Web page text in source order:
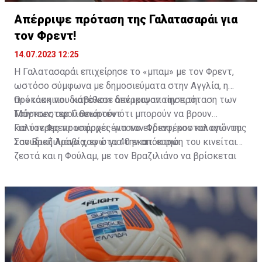
Απέρριψε πρόταση της Γαλατασαράι για
τον Φρεντ!
14.07.2023 12:25
Η Γαλατασαράι επιχείρησε το «μπαμ» με τον Φρεντ,
ωστόσο σύμφωνα με δημοσιεύματα στην Αγγλία, η
πρόταση που κατέθεσε δεν ικανοποίησε τη
Μάντσεστερ Γιουνάιτεντ.
Οι «κόκκινοι διάβολοι» απέρριψαν την πρόταση των
Τούρκων, αφού θεωρούν ότι μπορούν να βρουν
καλύτερες προσφορές για τον Φρεντ, κοστολογώντας
τον Βραζιλιάνο χαφ στα 40 εκατ. ευρώ.
Για τον Φρεντ υπάρχει έντονο ενδιαφέρον και από τη
Σαουδική Αραβία, ενώ για την απόκτηση του κινείται
ζεστά και η Φούλαμ, με τον Βραζιλιάνο να βρίσκεται